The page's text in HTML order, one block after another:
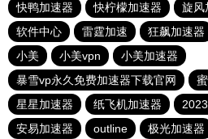
快鸭加速器
快柠檬加速器 旋风
软件中心
雷霆加速 狂飙加速器
小美
小美vpn
小美加速器
暴雪vp永久免费加速器下载官网
星星加速器
纸飞机加速器
安易加速器
outline 极光加速器